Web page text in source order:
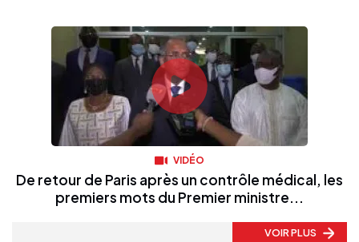
VIDÉO
De retour de Paris après un contrôle médical, les
premiers mots du Premier ministre...
VOIR PLUS